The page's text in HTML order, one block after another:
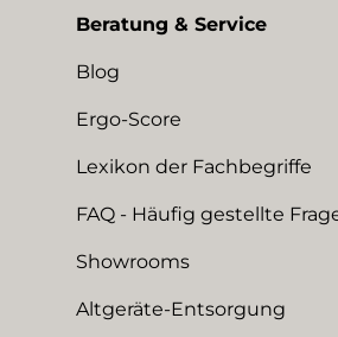
Beratung & Service
Blog
Ergo-Score
Lexikon der Fachbegriffe
FAQ - Häufig gestellte
Showrooms
Altgeräte-Entsorgung